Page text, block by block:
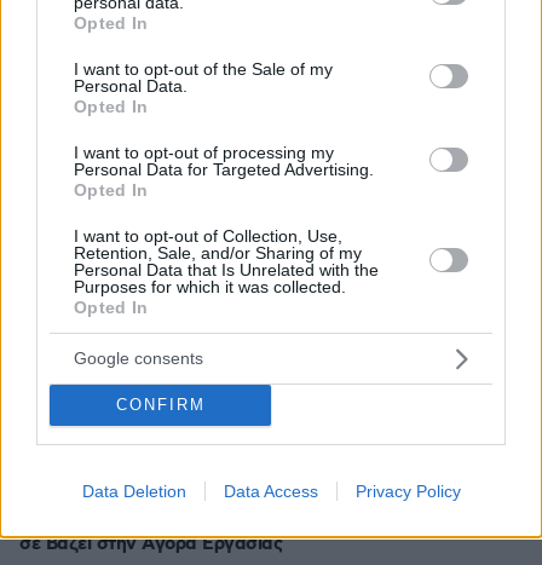
grant or deny consent to Google and its third-party tags to
use your data for below specified purposes in below Google
consent section.
Opted In
I want to opt-out of the Sale of my
Personal Data.
Opted In
I want to opt-out of processing my
Personal Data for Targeted Advertising.
Opted In
I want to opt-out of Collection, Use,
Retention, Sale, and/or Sharing of my
Personal Data that Is Unrelated with the
Purposes for which it was collected.
Opted In
Google consents
CONFIRM
Data Deletion Data Access Privacy Policy
Το μέλλον της τεχνολογίας
27.07.2026, 06:00
03.08.2026, 10:56
σε Bάζει στην Aγορά Eργασίας
26.07.2026, 09:54